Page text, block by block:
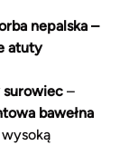
nepalska –
atuty
surowiec–
bawełna